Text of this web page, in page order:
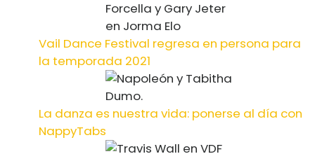
Vail Dance Festival regresa en persona para
la temporada 2021
La danza es nuestra vida: ponerse al día con
NappyTabs